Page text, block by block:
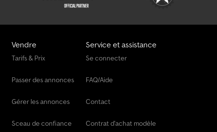
Vendre
Tarifs & Prix
Passer des annonces
Gérer les annonces
Sceau de confiance
Service et assistance
Se connecter
FAQ/Aide
Contact
Contrat d'achat modèle